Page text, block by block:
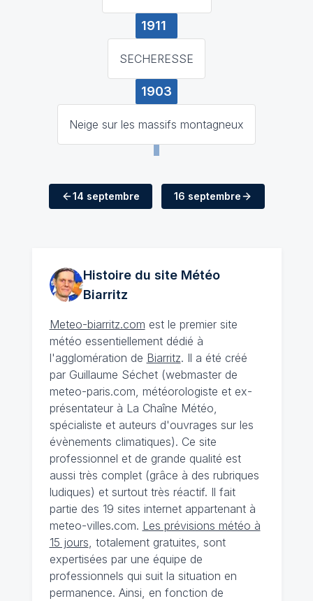
1911
SECHERESSE
1903
Neige sur les massifs montagneux
14 septembre 16 septembre
Histoire du site Météo
Biarritz
Meteo-biarritz.com est le premier site
météo essentiellement dédié à
l'agglomération de Biarritz. Il a été créé
par Guillaume Séchet (webmaster de
meteo-paris.com, météorologiste et ex-
présentateur à La Chaîne Météo,
spécialiste et auteurs d'ouvrages sur les
évènements climatiques). Ce site
professionnel et de grande qualité est
aussi très complet (grâce à des rubriques
ludiques) et surtout très réactif. Il fait
partie des 19 sites internet appartenant à
meteo-villes.com. Les prévisions météo à
15 jours , totalement gratuites, sont
expertisées par une équipe de
professionnels qui suit la situation en
permanence. Ainsi, en fonction de